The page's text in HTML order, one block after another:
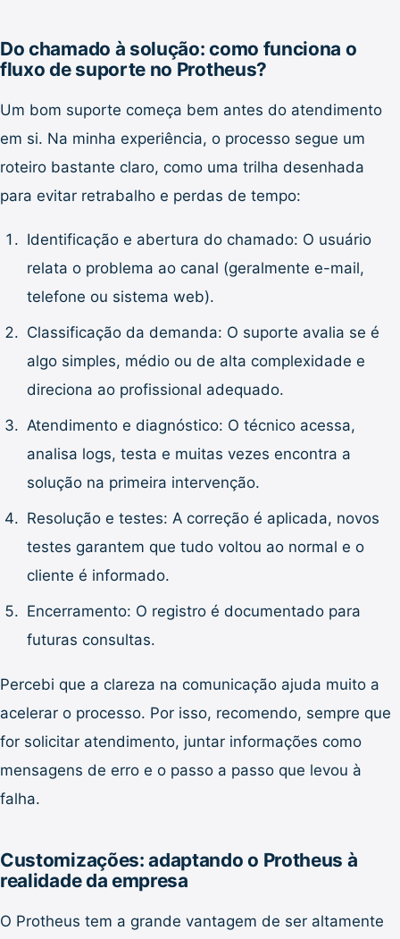
Do chamado à solução: como funciona o
fluxo de suporte no Protheus?
Um bom suporte começa bem antes do atendimento
em si. Na minha experiência, o processo segue um
roteiro bastante claro, como uma trilha desenhada
para evitar retrabalho e perdas de tempo:
Identificação e abertura do chamado: O usuário
relata o problema ao canal (geralmente e-mail,
telefone ou sistema web).
Classificação da demanda: O suporte avalia se é
algo simples, médio ou de alta complexidade e
direciona ao profissional adequado.
Atendimento e diagnóstico: O técnico acessa,
analisa logs, testa e muitas vezes encontra a
solução na primeira intervenção.
Resolução e testes: A correção é aplicada, novos
testes garantem que tudo voltou ao normal e o
cliente é informado.
Encerramento: O registro é documentado para
futuras consultas.
Percebi que a clareza na comunicação ajuda muito a
acelerar o processo. Por isso, recomendo, sempre que
for solicitar atendimento, juntar informações como
mensagens de erro e o passo a passo que levou à
falha.
Customizações: adaptando o Protheus à
realidade da empresa
O Protheus tem a grande vantagem de ser altamente